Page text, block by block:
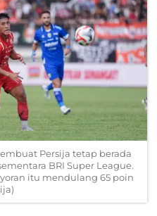
Persija tetap berada
BRI Super League.
itu mendulang 65 poin